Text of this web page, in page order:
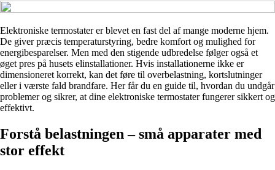
Elektroniske termostater er blevet en fast del af mange moderne hjem.
De giver præcis temperaturstyring, bedre komfort og mulighed for
energibesparelser. Men med den stigende udbredelse følger også et
øget pres på husets elinstallationer. Hvis installationerne ikke er
dimensioneret korrekt, kan det føre til overbelastning, kortslutninger
eller i værste fald brandfare. Her får du en guide til, hvordan du undgår
problemer og sikrer, at dine elektroniske termostater fungerer sikkert og
effektivt.
Forstå belastningen – små apparater med
stor effekt